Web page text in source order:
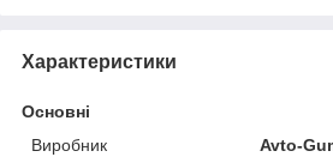
Характеристики
Основні
Виробник
Avto-